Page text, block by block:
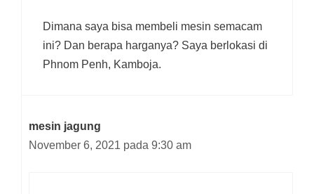
Dimana saya bisa membeli mesin semacam
ini? Dan berapa harganya? Saya berlokasi di
Phnom Penh, Kamboja.
mesin jagung
November 6, 2021 pada 9:30 am